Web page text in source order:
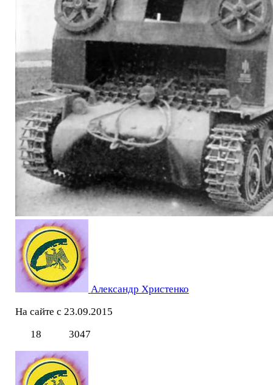
Александр Христенко
На сайте с 23.09.2015
18
3047